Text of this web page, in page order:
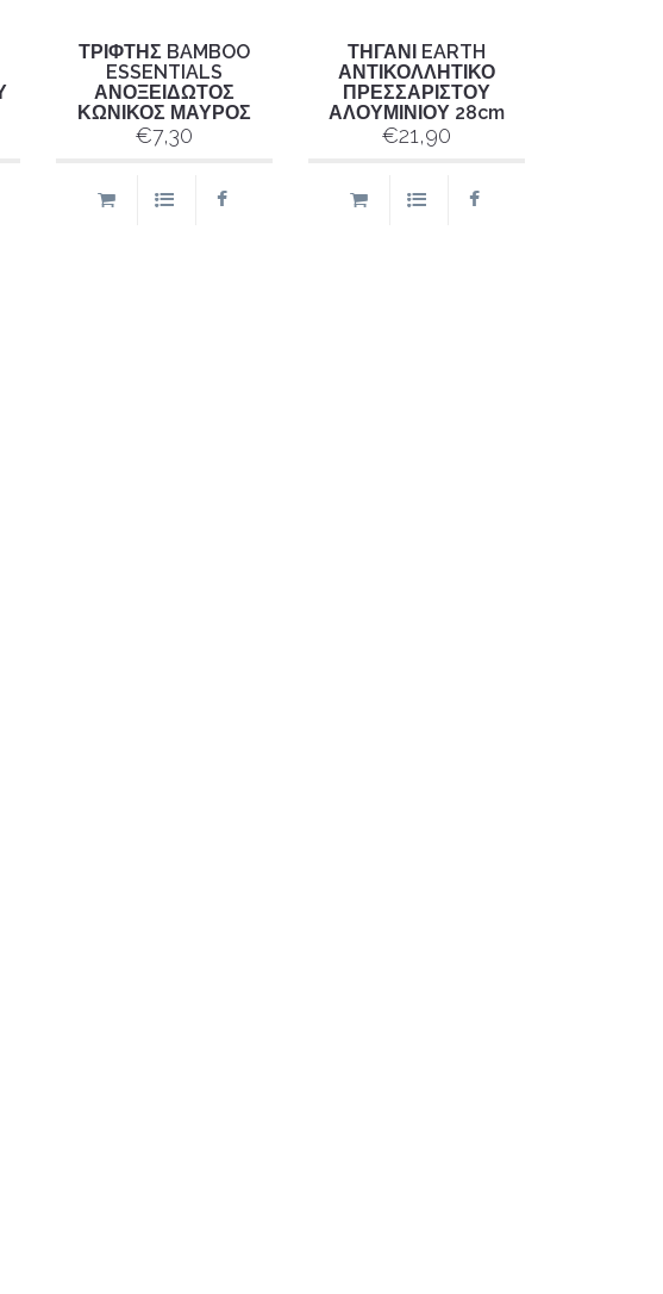
ΤΡΙΦΤΗΣ BAMBOO
ESSENTIALS
ΑΝΟΞΕΙΔΩΤΟΣ
ΚΩΝΙΚΟΣ ΜΑΥΡΟΣ
€7,30
ΤΗΓΑΝΙ EARTH
ΑΝΤΙΚΟΛΛΗΤΙΚΟ
ΠΡΕΣΣΑΡΙΣΤΟΥ
ΑΛΟΥΜΙΝΙΟΥ 28cm
€21,90